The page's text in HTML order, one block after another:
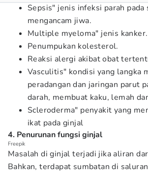
Sepsis" jenis infeksi parah
mengancam jiwa.
Multiple myeloma" jenis kanker.
Penumpukan kolesterol.
Reaksi alergi akibat obat
Vasculitis" kondisi yang langka
peradangan dan jaringan parut
darah, membuat kaku, lemah
Scleroderma" penyakit yang
ikat pada ginjal
4. Penurunan fungsi ginjal
Freepik
Masalah di ginjal terjadi jika aliran
Bahkan, terdapat sumbatan di